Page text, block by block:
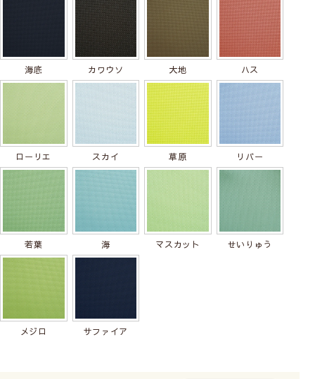
階段の間仕切りや洗濯コーナーの生活感を目隠しに
リビングと階段の間仕切ると階段から入る冷気や熱気を
防ぎ冷暖房の効率がアップします。また、生活感あふれ
る小物やタオル、洗濯機をロールスクリーンで隠してし
まえば、ホテルのような整ったサニタリーに変身！おし
ゃれな洗面空間に生まれ変わります。
生地の透過性
確認方法：室外で窓から1ｍ程度離れた位置から撮影し、光
の漏れ方と室内の見え方を確認しています。
※天候、環境により見え方は異なります
昼の場合
夜の場合
海底 カワウソ 大地 ハス
ローリエ スカイ 草原 リバー
若葉 海 マスカット せいりゅう
メジロ サファイア